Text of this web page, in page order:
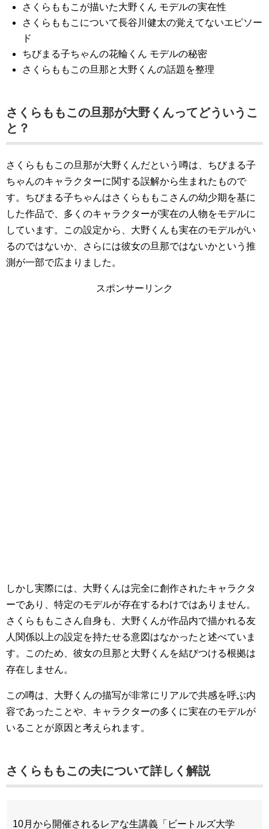
さくらももこが描いた大野くん モデルの実在性
さくらももこについて長谷川健太の覚えてないエピソー
ド
ちびまる子ちゃんの花輪くん モデルの秘密
さくらももこの旦那と大野くんの話題を整理
さくらももこの旦那が大野くんってどういうこ
と？
さくらももこの旦那が大野くんだという噂は、ちびまる子
ちゃんのキャラクターに関する誤解から生まれたもので
す。ちびまる子ちゃんはさくらももこさんの幼少期を基に
した作品で、多くのキャラクターが実在の人物をモデルに
しています。この設定から、大野くんも実在のモデルがい
るのではないか、さらには彼女の旦那ではないかという推
測が一部で広まりました。
スポンサーリンク
しかし実際には、大野くんは完全に創作されたキャラクタ
ーであり、特定のモデルが存在するわけではありません。
さくらももこさん自身も、大野くんが作品内で描かれる友
人関係以上の設定を持たせる意図はなかったと述べていま
す。このため、彼女の旦那と大野くんを結びつける根拠は
存在しません。
この噂は、大野くんの描写が非常にリアルで共感を呼ぶ内
容であったことや、キャラクターの多くに実在のモデルが
いることが原因と考えられます。
さくらももこの夫について詳しく解説
10月から開催されるレアな生講義「ビートルズ大学